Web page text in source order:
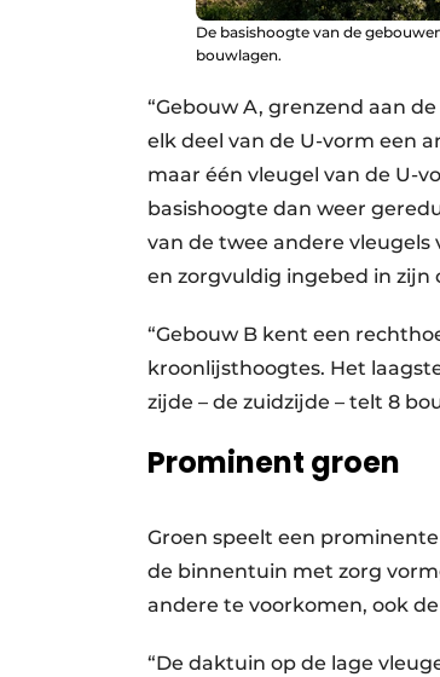
De basishoogte van de
bouwlagen.
“Gebouw A, grenzend aan
elk deel van de U-vorm een
maar één vleugel van de U-
basishoogte dan weer
van de twee andere
en zorgvuldig ingebed in zijn
“Gebouw B kent een
kroonlijsthoogtes. Het
zijde – de zuidzijde – telt 8
Prominent groen
Groen speelt een
de binnentuin met zorg
andere te voorkomen, ook
“De daktuin op de lage